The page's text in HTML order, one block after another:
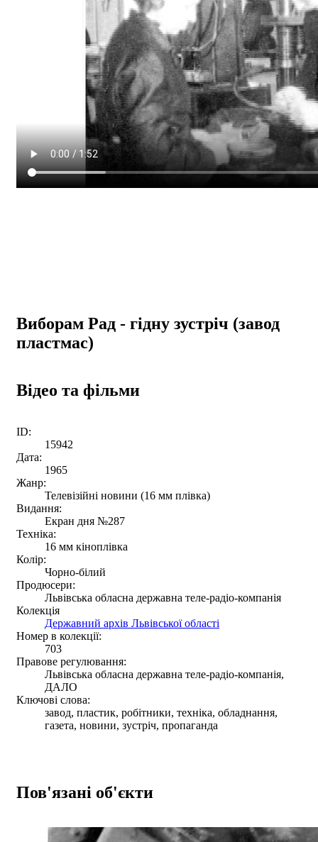
Виборам Рад - гідну зустріч (завод
пластмас)
Відео та фільми
ID:
15942
Дата:
1965
Жанр:
Телевізійні новини (16 мм плівка)
Видання:
Екран дня №287
Техніка:
16 мм кіноплівка
Колір:
Чорно-білий
Продюсери:
Львівська обласна державна теле-радіо-компанія
Колекція
Державний архів Львівської області
Номер в колекції:
703
Правове регулювання:
Львівська обласна державна теле-радіо-компанія,
ДАЛО
Ключові слова:
завод, пластик, робітники, техніка, обладнання,
газета, новини, зустріч, пропаганда
Пов'язані об'єкти